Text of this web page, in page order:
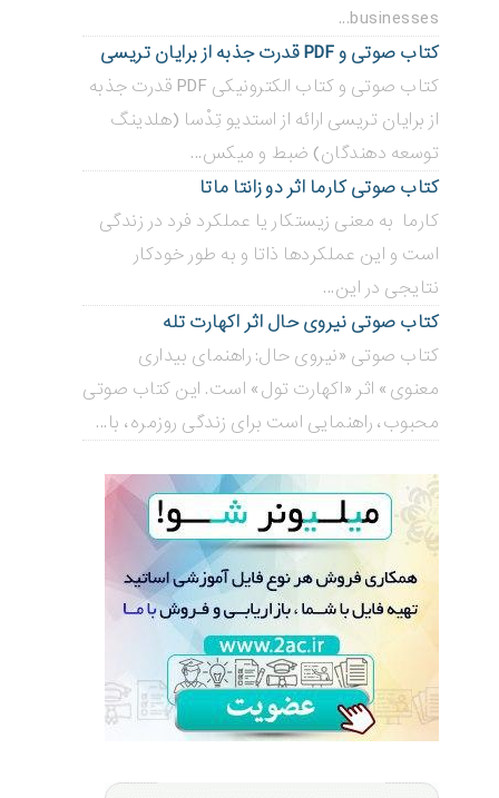
businesses...
کتاب صوتی و PDF قدرت جذبه از برایان تریسی
کتاب صوتی و کتاب الکترونیکی PDF قدرت جذبه
از برایان تریسی ارائه از استدیو تِدْسا (هلدینگ
توسعه دهندگان) ضبط و میکس...
کتاب صوتی کارما اثر دو زانتا ماتا
کارما به معنی زیستکار یا عملکرد فرد در زندگی
است و این عملکردها ذاتا و به طور خودکار
نتایجی در این...
کتاب صوتی نیروی حال اثر اکهارت تله
کتاب صوتی «نیروی حال: راهنمای بیداری
معنوی» اثر «اکهارت تول» است. این کتاب صوتی
محبوب، راهنمایی است برای زندگی روزمره، با...